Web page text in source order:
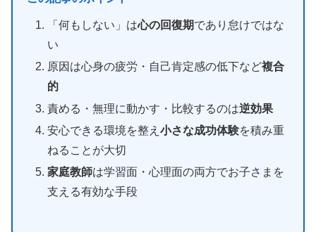
「何もしない」は心の回復期であり怠けではな
い
原因は心身の疲労・自己肯定感の低下など複合
的
責める・無理に動かす・比較するのは逆効果
安心できる環境を整え小さな成功体験を積み重
ねることが大切
家庭教師は学習面・心理面の両方でお子さまを
支える有効な手段